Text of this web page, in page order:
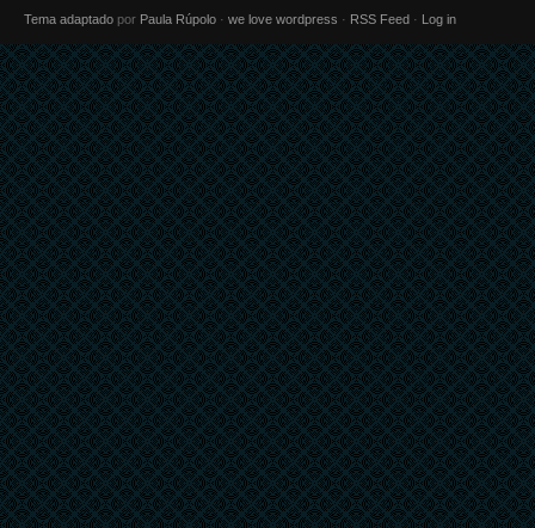
Tema adaptado por Paula Rúpolo · we love wordpress · RSS Feed · Log in